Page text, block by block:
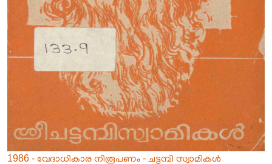
1986 - വേദാധികാര നിരൂപണം - ചട്ടമ്പി സ്വാമികൾ